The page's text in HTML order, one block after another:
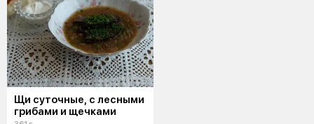
Щи суточные, с лесными
грибами и щечками